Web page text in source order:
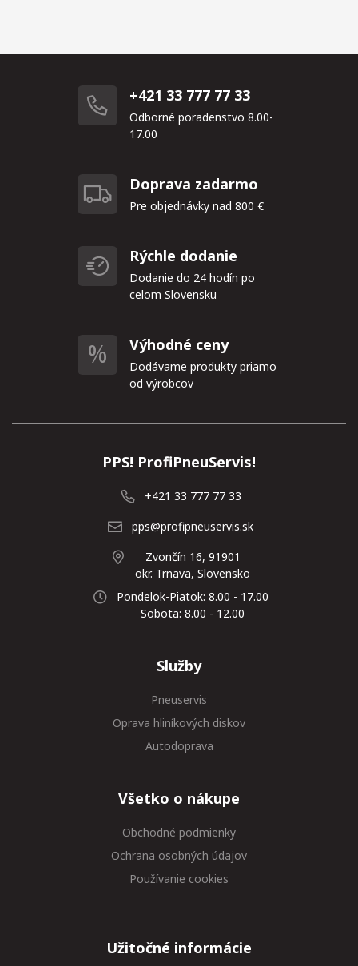
+421 33 777 77 33
Odborné poradenstvo 8.00-
17.00
Doprava zadarmo
Pre objednávky nad 800 €
Rýchle dodanie
Dodanie do 24 hodín po
celom Slovensku
Výhodné ceny
Dodávame produkty priamo
od výrobcov
PPS! ProfiPneuServis!
+421 33 777 77 33
pps@profipneuservis.sk
Zvončín 16, 91901
okr. Trnava, Slovensko
Pondelok-Piatok: 8.00 - 17.00
Sobota: 8.00 - 12.00
Služby
Pneuservis
Oprava hliníkových diskov
Autodoprava
Všetko o nákupe
Obchodné podmienky
Ochrana osobných údajov
Používanie cookies
Užitočné informácie